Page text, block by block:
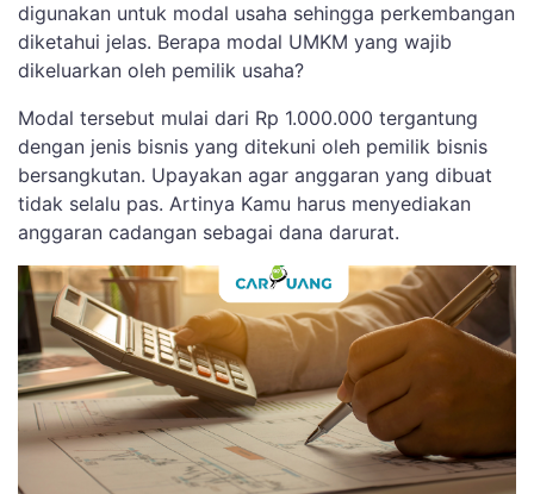
digunakan untuk modal usaha sehingga perkembangan
diketahui jelas. Berapa modal UMKM yang wajib
dikeluarkan oleh pemilik usaha?
Modal tersebut mulai dari Rp 1.000.000 tergantung
dengan jenis bisnis yang ditekuni oleh pemilik bisnis
bersangkutan. Upayakan agar anggaran yang dibuat
tidak selalu pas. Artinya Kamu harus menyediakan
anggaran cadangan sebagai dana darurat.